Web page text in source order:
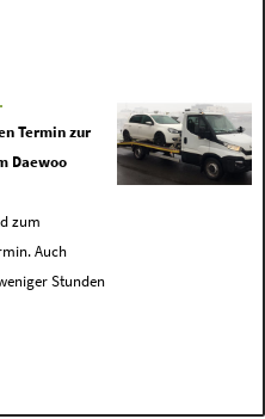
Termin zur
Daewoo
zum
Auch
Stunden